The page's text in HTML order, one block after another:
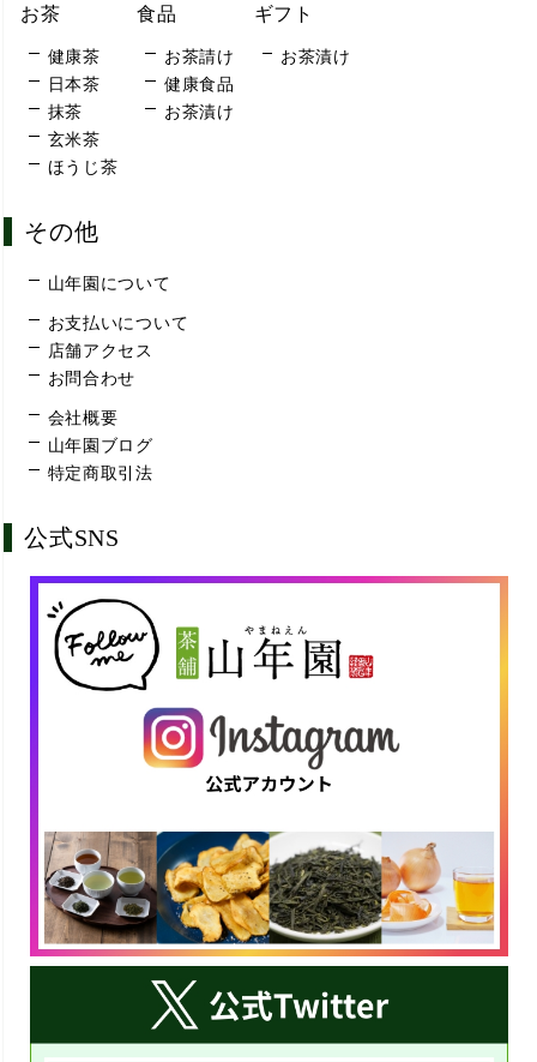
お茶
健康茶
日本茶
抹茶
玄米茶
ほうじ茶
食品
お茶請け
健康食品
お茶漬け
ギフト
お茶漬け
その他
山年園について
お支払いについて
店舗アクセス
お問合わせ
会社概要
山年園ブログ
特定商取引法
公式SNS